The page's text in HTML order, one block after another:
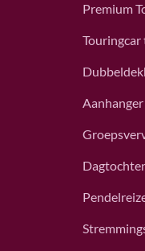
Premium
Aanhanger